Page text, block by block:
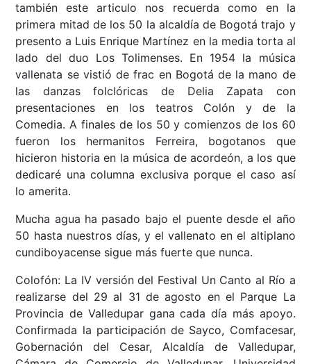
también este articulo nos recuerda como en la
primera mitad de los 50 la alcaldía de Bogotá trajo y
presento a Luis Enrique Martínez en la media torta al
lado del duo Los Tolimenses. En 1954 la música
vallenata se vistió de frac en Bogotá de la mano de
las danzas folclóricas de Delia Zapata con
presentaciones en los teatros Colón y de la
Comedia. A finales de los 50 y comienzos de los 60
fueron los hermanitos Ferreira, bogotanos que
hicieron historia en la música de acordeón, a los que
dedicaré una columna exclusiva porque el caso así
lo amerita.
Mucha agua ha pasado bajo el puente desde el año
50 hasta nuestros días, y el vallenato en el altiplano
cundiboyacense sigue más fuerte que nunca.
Colofón: La IV versión del Festival Un Canto al Río a
realizarse del 29 al 31 de agosto en el Parque La
Provincia de Valledupar gana cada día más apoyo.
Confirmada la participación de Sayco, Comfacesar,
Gobernación del Cesar, Alcaldía de Valledupar,